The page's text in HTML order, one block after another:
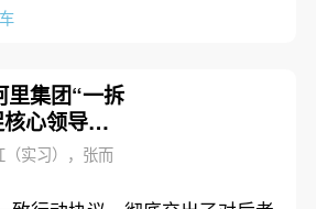
里集团“一拆
心领导团
实习），张而